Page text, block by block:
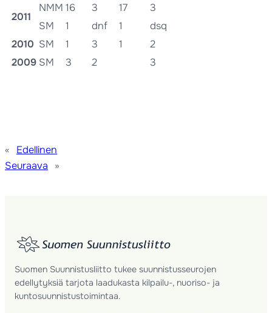
2011
NMM 16 3 17
3
SM
1 dnf 1
dsq
2010 SM 1 3 1
2
2009 SM 3 2 3
«
Edellinen
Seuraava
»
Suomen Suunnistusliitto tukee suunnistusseurojen
edellytyksiä tarjota laadukasta kilpailu-, nuoriso- ja
kuntosuunnistustoimintaa.